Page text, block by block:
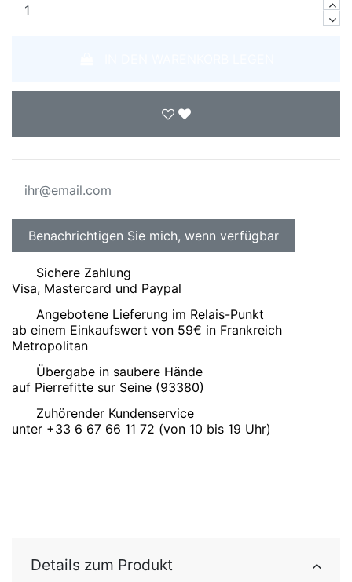
Sichere Zahlung
Visa, Mastercard und Paypal
Angebotene Lieferung im Relais-Punkt
ab einem Einkaufswert von 59€ in Frankreich
Metropolitan
Übergabe in saubere Hände
auf Pierrefitte sur Seine (93380)
Zuhörender Kundenservice
unter +33 6 67 66 11 72 (von 10 bis 19 Uhr)
Details zum Produkt